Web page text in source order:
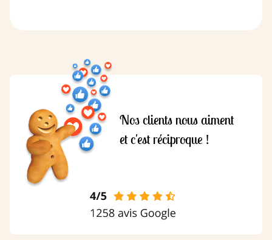
Nos clients nous aiment
et c'est réciproque !